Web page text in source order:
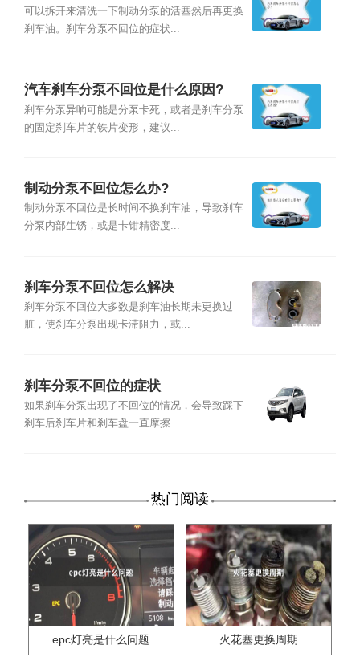
可以拆开来清洗一下制动分泵的活塞然后再更换
刹车油。刹车分泵不回位的症状...
汽车刹车分泵不回位是什么原因?
刹车分泵异响可能是分泵卡死，或者是刹车分泵
的固定刹车片的铁片变形，建议...
制动分泵不回位怎么办?
制动分泵不回位是长时间不换刹车油，导致刹车
分泵内部生锈，或是卡钳精密度...
刹车分泵不回位怎么解决
刹车分泵不回位大多数是刹车油长期未更换过
脏，使刹车分泵出现卡滞阻力，或...
刹车分泵不回位的症状
如果刹车分泵出现了不回位的情况，会导致踩下
刹车后刹车片和刹车盘一直摩擦...
热门阅读
epc灯亮是什么问题 火花塞更换周期